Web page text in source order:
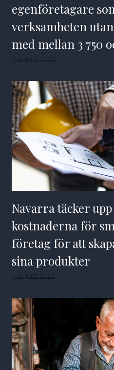
egenföretagare
verksamheten
med mellan 3 750
7 augusti 2026
Navarra täcker
kostnaderna för
företag för att
sina produkter
7 augusti 2026